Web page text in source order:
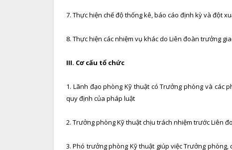
7. Thực hiện chế độ thống kê, báo cáo định kỳ và đột
8. Thực hiện các nhiệm vụ khác do Liên đoàn trưởng
III. Cơ cấu tổ chức
1. Lãnh đạo phòng Kỹ thuật có Trưởng phòng và
quy định của pháp luật
2. Trưởng phòng Kỹ thuật chịu trách nhiệm trước Liên
3. Phó trưởng phòng Kỹ thuật giúp việc Trưởng